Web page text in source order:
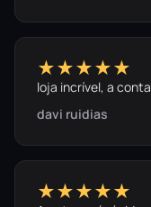
★★★★★
loja incrível, a
davi ruidias
★★★★★